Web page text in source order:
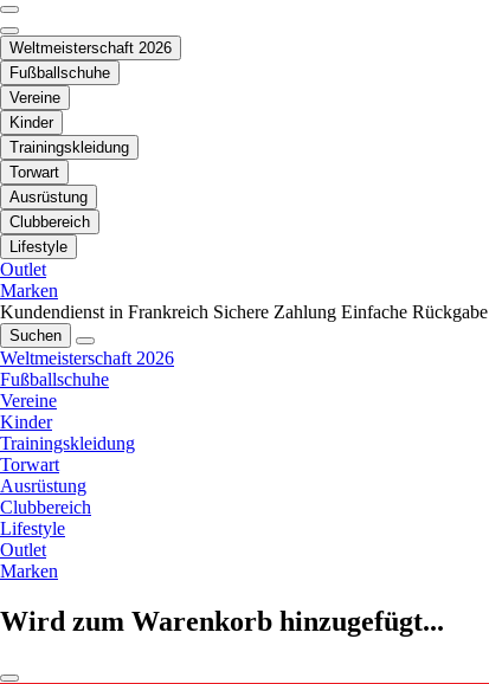
Weltmeisterschaft 2026
Fußballschuhe
Vereine
Kinder
Trainingskleidung
Torwart
Ausrüstung
Clubbereich
Lifestyle
Outlet
Marken
Kundendienst in Frankreich Sichere Zahlung Einfache Rückgabe
Suchen
Weltmeisterschaft 2026
Fußballschuhe
Vereine
Kinder
Trainingskleidung
Torwart
Ausrüstung
Clubbereich
Lifestyle
Outlet
Marken
Wird zum Warenkorb hinzugefügt...